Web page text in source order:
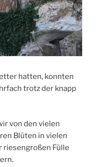
hatten, konnten
trotz der knapp
von den vielen
Blüten in vielen
riesengroßen Fülle